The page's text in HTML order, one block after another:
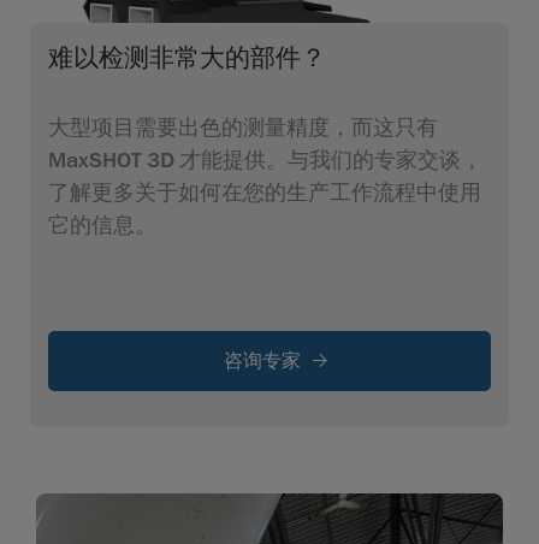
难以检测非常大的部件？
大型项目需要出色的测量精度，而这只有
MaxSHOT 3D 才能提供。与我们的专家交谈，
了解更多关于如何在您的生产工作流程中使用
它的信息。
咨询专家